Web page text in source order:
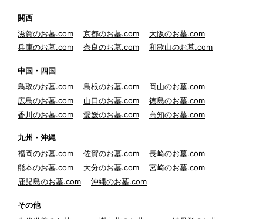
関西
滋賀のお墓.com
京都のお墓.com
大阪のお墓.com
兵庫のお墓.com
奈良のお墓.com 和歌山のお墓.com
中国・四国
鳥取のお墓.com
島根のお墓.com
岡山のお墓.com
広島のお墓.com
山口のお墓.com
徳島のお墓.com
香川のお墓.com
愛媛のお墓.com 高知のお墓.com
九州・沖縄
福岡のお墓.com
佐賀のお墓.com
長崎のお墓.com
熊本のお墓.com
大分のお墓.com
宮崎のお墓.com
鹿児島のお墓.com
沖縄のお墓.com
その他